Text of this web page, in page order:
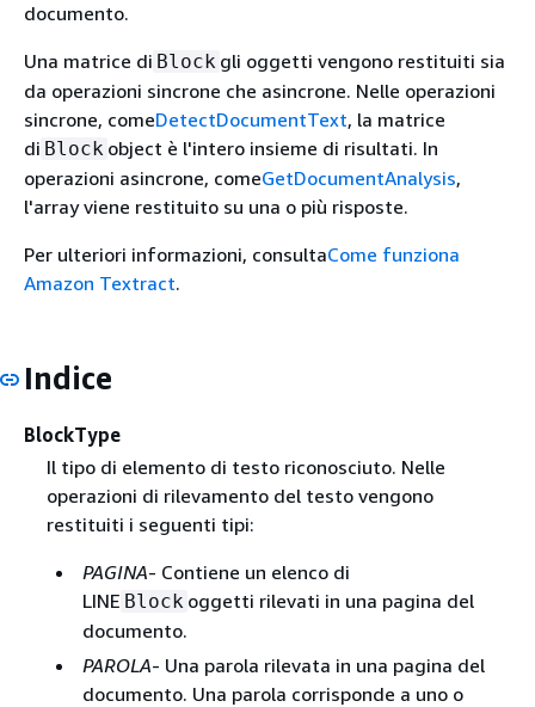
documento.
Una matrice di Block gli oggetti vengono restituiti sia
da operazioni sincrone che asincrone. Nelle operazioni
sincrone, comeDetectDocumentText, la matrice
di Block object è l'intero insieme di risultati. In
operazioni asincrone, comeGetDocumentAnalysis,
l'array viene restituito su una o più risposte.
Per ulteriori informazioni, consultaCome funziona
Amazon Textract.
Indice
BlockType
Il tipo di elemento di testo riconosciuto. Nelle
operazioni di rilevamento del testo vengono
restituiti i seguenti tipi:
PAGINA- Contiene un elenco di
LINE Block oggetti rilevati in una pagina del
documento.
PAROLA- Una parola rilevata in una pagina del
documento. Una parola corrisponde a uno o